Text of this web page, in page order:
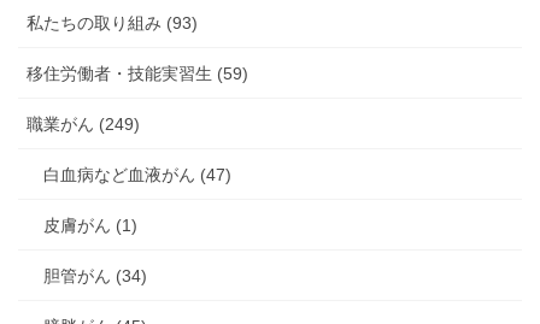
私たちの取り組み (93)
移住労働者・技能実習生 (59)
職業がん (249)
白血病など血液がん (47)
皮膚がん (1)
胆管がん (34)